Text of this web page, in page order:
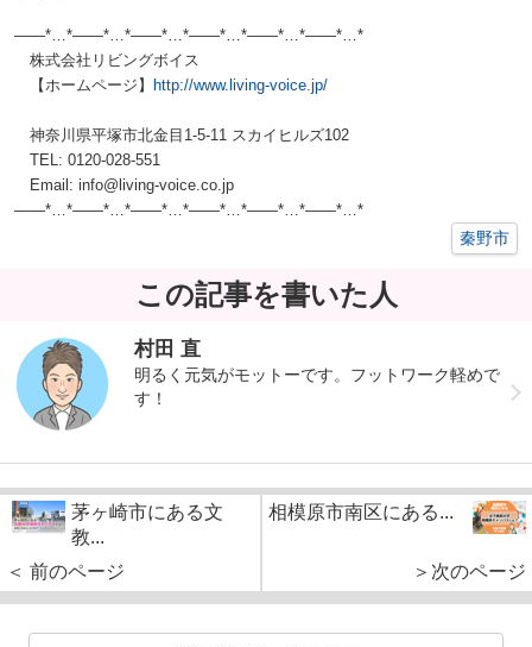
——*…*——*…*——*…*——*…*——*…*——*…*
株式会社リビングボイス
【ホームページ】
http://www.living-voice.jp/
神奈川県平塚市北金目1-5-11 スカイヒルズ102
TEL: 0120-028-551
Email: info@living-voice.co.jp
——*…*——*…*——*…*——*…*——*…*——*…*
秦野市
この記事を書いた人
村田 直
明るく元気がモットーです。フットワーク軽めで
す！
茅ヶ崎市にある文
教...
＜ 前のページ
相模原市南区にある...
＞次のページ